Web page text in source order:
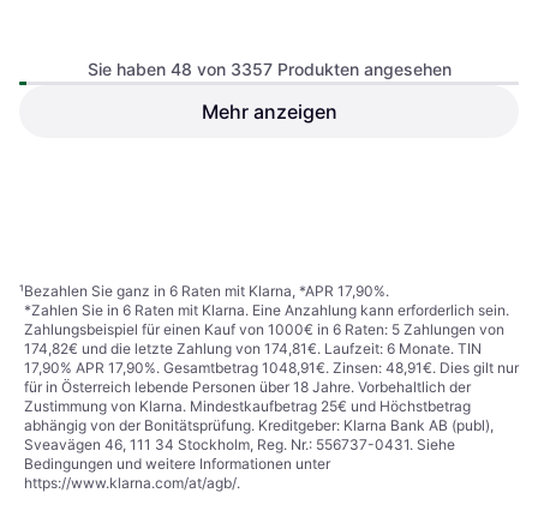
Sie haben 48 von 3357 Produkten angesehen
Mehr anzeigen
¹Bezahlen Sie ganz in 6 Raten mit Klarna, *APR 17,90%.
*Zahlen Sie in 6 Raten mit Klarna. Eine Anzahlung kann erforderlich sein.
Zahlungsbeispiel für einen Kauf von 1000€ in 6 Raten: 5 Zahlungen von
174,82€ und die letzte Zahlung von 174,81€. Laufzeit: 6 Monate. TIN
17,90% APR 17,90%. Gesamtbetrag 1048,91€. Zinsen: 48,91€. Dies gilt nur
für in Österreich lebende Personen über 18 Jahre. Vorbehaltlich der
Zustimmung von Klarna. Mindestkaufbetrag 25€ und Höchstbetrag
abhängig von der Bonitätsprüfung. Kreditgeber: Klarna Bank AB (publ),
Sveavägen 46, 111 34 Stockholm, Reg. Nr.: 556737-0431. Siehe
Bedingungen und weitere Informationen unter
https://www.klarna.com/at/agb/.